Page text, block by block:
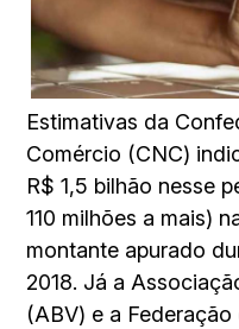
Estimativas da
Comércio (CNC)
R$ 1,5 bilhão nesse
110 milhões a mais)
montante apurado
2018. Já a
(ABV) e a